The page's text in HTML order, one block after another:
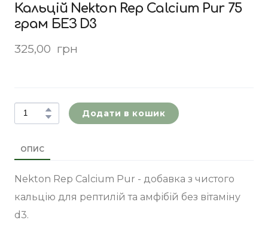
Кальцій Nekton Rep Calcium Pur 75
грам БЕЗ D3
325,00  грн
Додати в кошик
ОПИС
Nekton Rep Calcium Pur - добавка з чистого
кальцію для рептилій та амфібій без вітаміну
d3.